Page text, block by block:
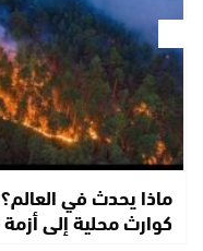
ماذا يحدث في
كوارث محلية إلى